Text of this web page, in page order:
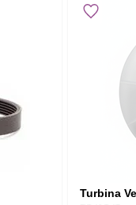
Turbina